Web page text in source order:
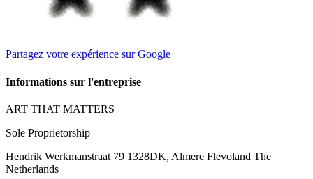
Partagez votre expérience sur Google
Informations sur l'entreprise
ART THAT MATTERS
Sole Proprietorship
Hendrik Werkmanstraat 79 1328DK, Almere Flevoland The
Netherlands